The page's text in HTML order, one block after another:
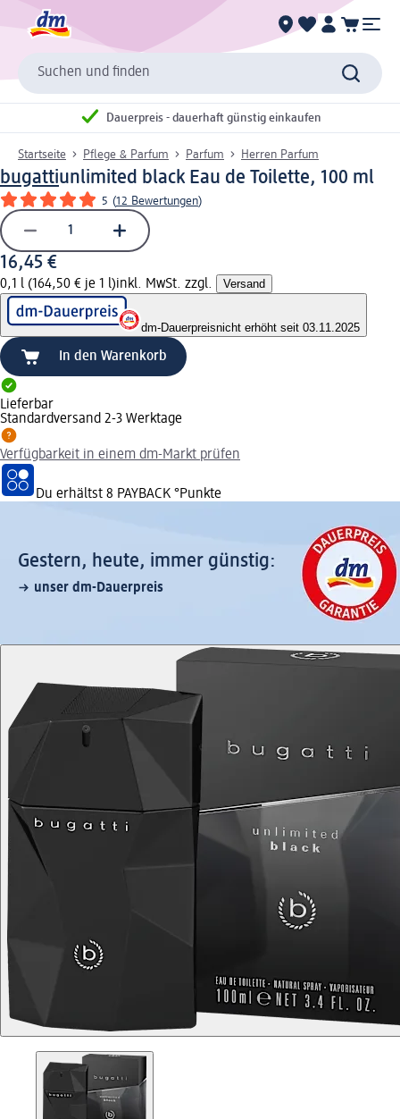
Suchen und finden
Dauerpreis - dauerhaft günstig einkaufen
Startseite Pflege & Parfum Parfum Herren Parfum
bugattiunlimited black Eau de Toilette, 100 ml
5 (12 Bewertungen)
16,45 €
0,1 l (164,50 € je 1 l)inkl. MwSt. zzgl. Versand
dm-Dauerpreisnicht erhöht seit 03.11.2025
In den Warenkorb
Lieferbar
Standardversand 2-3 Werktage
Verfügbarkeit in einem dm-Markt prüfen
Du erhältst 8 PAYBACK °Punkte
Gestern, heute, immer günstig:
unser dm-Dauerpreis